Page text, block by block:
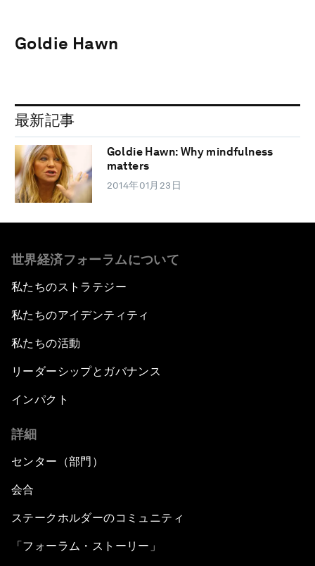
Goldie Hawn
最新記事
Goldie Hawn: Why mindfulness
matters
2014年01月23日
世界経済フォーラムについて
私たちのストラテジー
私たちのアイデンティティ
私たちの活動
リーダーシップとガバナンス
インパクト
詳細
センター（部門）
会合
ステークホルダーのコミュニティ
「フォーラム・ストーリー」